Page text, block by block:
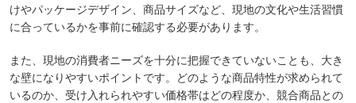
けやパッケージデザイン、商品サイズなど、現地の文化や生活習慣
に合っているかを事前に確認する必要があります。
また、現地の消費者ニーズを十分に把握できていないことも、大き
な壁になりやすいポイントです。どのような商品特性が求められて
いるのか、受け入れられやすい価格帯はどの程度か、競合商品との